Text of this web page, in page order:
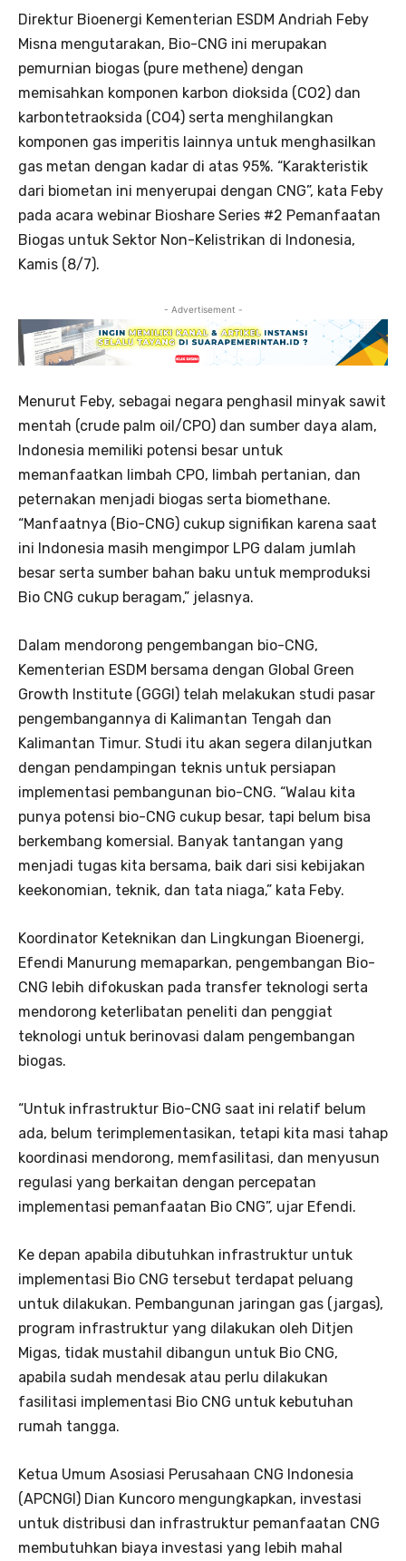
Direktur Bioenergi Kementerian ESDM Andriah Feby
Misna mengutarakan, Bio-CNG ini merupakan
pemurnian biogas (pure methene) dengan
memisahkan komponen karbon dioksida (CO2) dan
karbontetraoksida (CO4) serta menghilangkan
komponen gas imperitis lainnya untuk menghasilkan
gas metan dengan kadar di atas 95%. “Karakteristik
dari biometan ini menyerupai dengan CNG”, kata Feby
pada acara webinar Bioshare Series #2 Pemanfaatan
Biogas untuk Sektor Non-Kelistrikan di Indonesia,
Kamis (8/7).
- Advertisement -
Menurut Feby, sebagai negara penghasil minyak sawit
mentah (crude palm oil/CPO) dan sumber daya alam,
Indonesia memiliki potensi besar untuk
memanfaatkan limbah CPO, limbah pertanian, dan
peternakan menjadi biogas serta biomethane.
“Manfaatnya (Bio-CNG) cukup signifikan karena saat
ini Indonesia masih mengimpor LPG dalam jumlah
besar serta sumber bahan baku untuk memproduksi
Bio CNG cukup beragam,” jelasnya.
Dalam mendorong pengembangan bio-CNG,
Kementerian ESDM bersama dengan Global Green
Growth Institute (GGGI) telah melakukan studi pasar
pengembangannya di Kalimantan Tengah dan
Kalimantan Timur. Studi itu akan segera dilanjutkan
dengan pendampingan teknis untuk persiapan
implementasi pembangunan bio-CNG. “Walau kita
punya potensi bio-CNG cukup besar, tapi belum bisa
berkembang komersial. Banyak tantangan yang
menjadi tugas kita bersama, baik dari sisi kebijakan
keekonomian, teknik, dan tata niaga,” kata Feby.
Koordinator Keteknikan dan Lingkungan Bioenergi,
Efendi Manurung memaparkan, pengembangan Bio-
CNG lebih difokuskan pada transfer teknologi serta
mendorong keterlibatan peneliti dan penggiat
teknologi untuk berinovasi dalam pengembangan
biogas.
“Untuk infrastruktur Bio-CNG saat ini relatif belum
ada, belum terimplementasikan, tetapi kita masi tahap
koordinasi mendorong, memfasilitasi, dan menyusun
regulasi yang berkaitan dengan percepatan
implementasi pemanfaatan Bio CNG”, ujar Efendi.
Ke depan apabila dibutuhkan infrastruktur untuk
implementasi Bio CNG tersebut terdapat peluang
untuk dilakukan. Pembangunan jaringan gas (jargas),
program infrastruktur yang dilakukan oleh Ditjen
Migas, tidak mustahil dibangun untuk Bio CNG,
apabila sudah mendesak atau perlu dilakukan
fasilitasi implementasi Bio CNG untuk kebutuhan
rumah tangga.
Ketua Umum Asosiasi Perusahaan CNG Indonesia
(APCNGI) Dian Kuncoro mengungkapkan, investasi
untuk distribusi dan infrastruktur pemanfaatan CNG
membutuhkan biaya investasi yang lebih mahal